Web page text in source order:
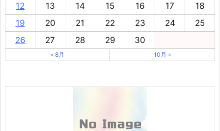
12
13 14 15 16 17
18
19
20 21 22 23 24
25
26
27 28 29 30
« 8月 10月 »